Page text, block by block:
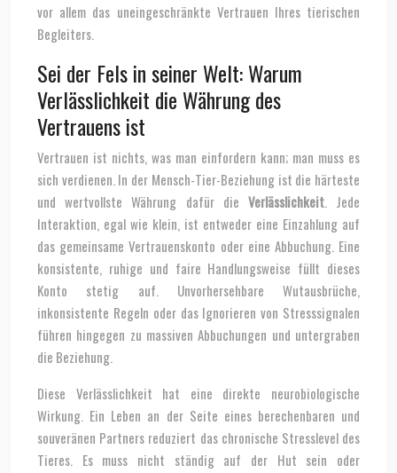
vor allem das uneingeschränkte Vertrauen Ihres tierischen
Begleiters.
Sei der Fels in seiner Welt: Warum
Verlässlichkeit die Währung des
Vertrauens ist
Vertrauen ist nichts, was man einfordern kann; man muss es
sich verdienen. In der Mensch-Tier-Beziehung ist die härteste
und wertvollste Währung dafür die Verlässlichkeit. Jede
Interaktion, egal wie klein, ist entweder eine Einzahlung auf
das gemeinsame Vertrauenskonto oder eine Abbuchung. Eine
konsistente, ruhige und faire Handlungsweise füllt dieses
Konto stetig auf. Unvorhersehbare Wutausbrüche,
inkonsistente Regeln oder das Ignorieren von Stresssignalen
führen hingegen zu massiven Abbuchungen und untergraben
die Beziehung.
Diese Verlässlichkeit hat eine direkte neurobiologische
Wirkung. Ein Leben an der Seite eines berechenbaren und
souveränen Partners reduziert das chronische Stresslevel des
Tieres. Es muss nicht ständig auf der Hut sein oder